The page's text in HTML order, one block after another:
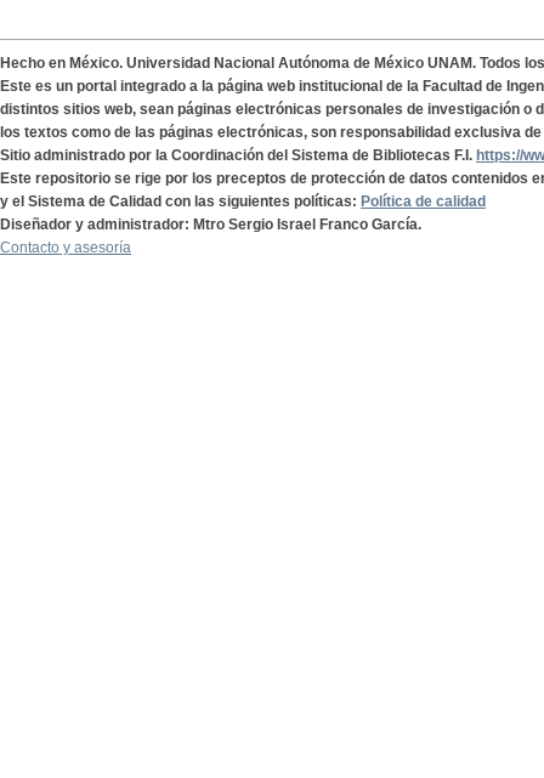
Hecho en México. Universidad Nacional Autónoma de México UNAM. Todos
Este es un portal integrado a la página web institucional de la Facultad de
distintos sitios web, sean páginas electrónicas personales de investigación o
los textos como de las páginas electrónicas, son responsabilidad exclusiva
Sitio administrado por la Coordinación del Sistema de Bibliotecas F.I. https://
Este repositorio se rige por los preceptos de protección de datos contenidos
y el Sistema de Calidad con las siguientes políticas: Política de calidad
Diseñador y administrador: Mtro Sergio Israel Franco García.
Contacto y asesoría